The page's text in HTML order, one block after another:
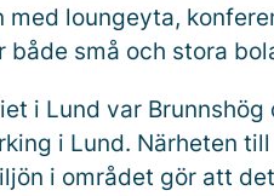
loungeyta,
små och stora
i Lund var Brunnshög
i Lund. Närheten till
i området gör att